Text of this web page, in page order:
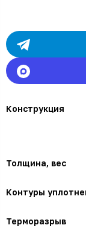
Конструкция
Толщина, вес
Контуры
Терморазрыв